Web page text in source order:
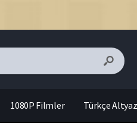
1080P Filmler Türkçe